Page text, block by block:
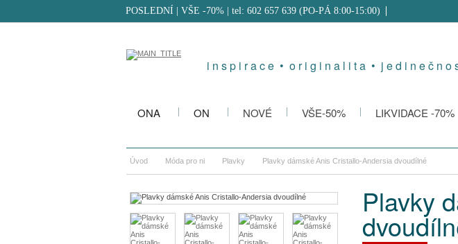
i n s p i r a c e • o r i g i n a l i t a • j e d i n e č n o
POSLEDNÍ | VŠE -70%| tel: 602 657 639 (PO-PÁ 8:00-15:00)
ONA ON NOVÉ VŠE-50% LIKVIDACE -70%
Úvod Móda pro ni Plavky Plavky dámské Anis Cristallo-Andersia dvoudílné
Plavky